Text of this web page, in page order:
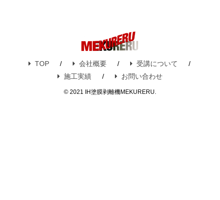
TOP 会社概要
受講について
施工実績
お問い合わせ
© 2021 IH塗膜剥離機MEKURERU.